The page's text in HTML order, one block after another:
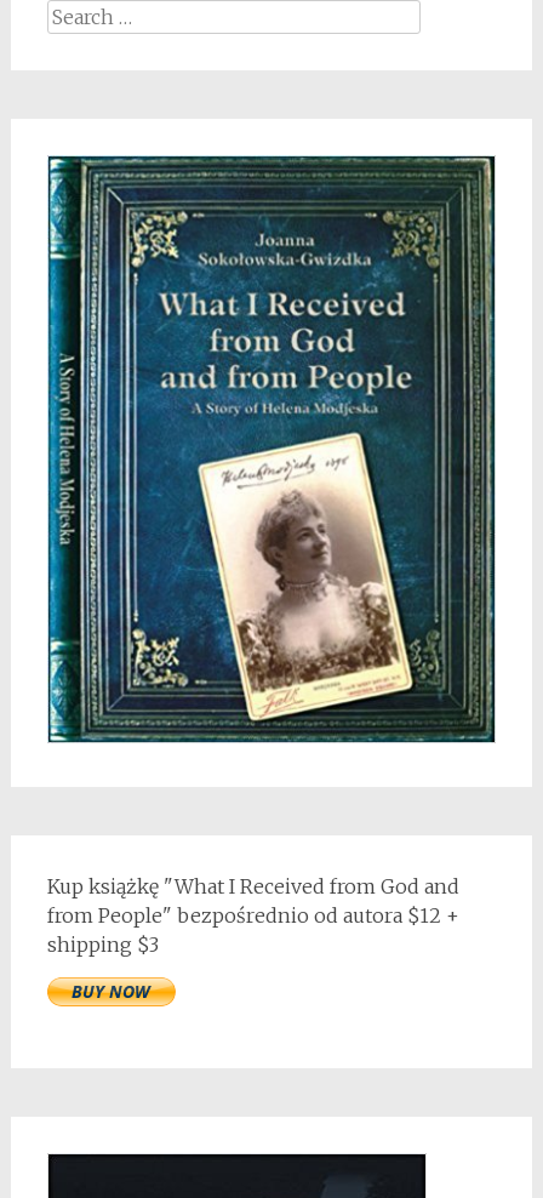
Search
for:
Kup książkę "What I Received from God and
from People" bezpośrednio od autora $12 +
shipping $3